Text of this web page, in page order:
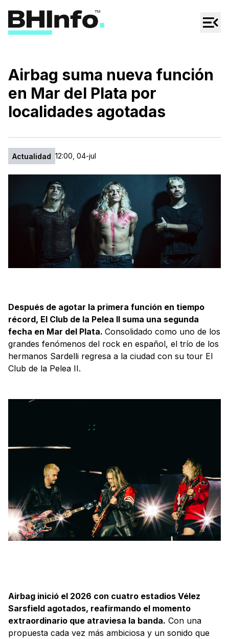
Regionales
Espectáculos
Tecno
Airbag suma nueva función
en Mar del Plata por
localidades agotadas
Actualidad 12:00, 04-jul
Después de agotar la primera función en tiempo
récord, El Club de la Pelea II suma una segunda
fecha en Mar del Plata. Consolidado como uno de los
grandes fenómenos del rock en español, el trío de los
hermanos Sardelli regresa a la ciudad con su tour El
Club de la Pelea II.
Airbag inició el 2026 con cuatro estadios Vélez
Sarsfield agotados, reafirmando el momento
extraordinario que atraviesa la banda. Con una
propuesta cada vez más ambiciosa y un sonido que